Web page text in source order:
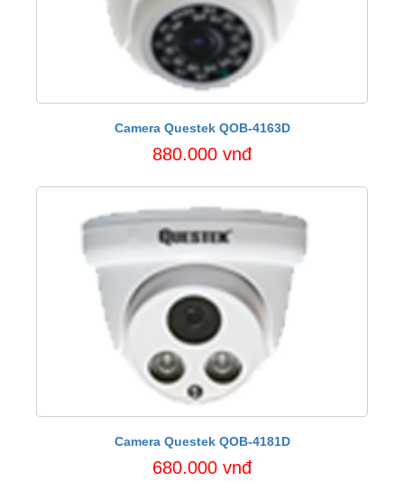
Camera Questek QOB-4163D
880.000 vnđ
Camera Questek QOB-4181D
680.000 vnđ